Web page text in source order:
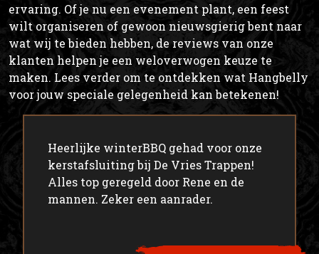
Heerlijke winterBBQ gehad voor onze
kerstafsluiting bij De Vries Trappen!
Alles top geregeld door Rene en de
mannen. Zeker een aanrader.
ervaring. Of je nu een evenement plant, een feest
wilt organiseren of gewoon nieuwsgierig bent naar
wat wij te bieden hebben, de reviews van onze
klanten helpen je een weloverwogen keuze te
maken. Lees verder om te ontdekken wat Hangbelly
voor jouw speciale gelegenheid kan betekenen!